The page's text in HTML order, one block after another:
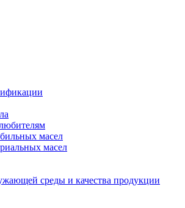
масел
масел
среды и качества продукции